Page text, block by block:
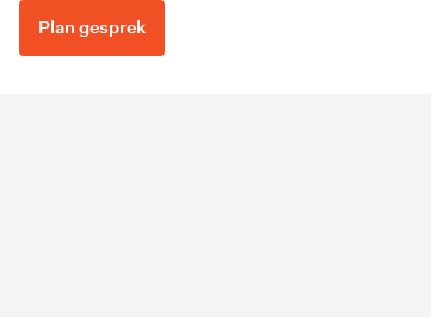
Plan gesprek